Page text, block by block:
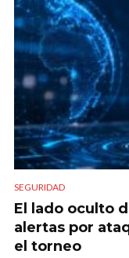
SEGURIDAD
El lado oculto
alertas por
el torneo